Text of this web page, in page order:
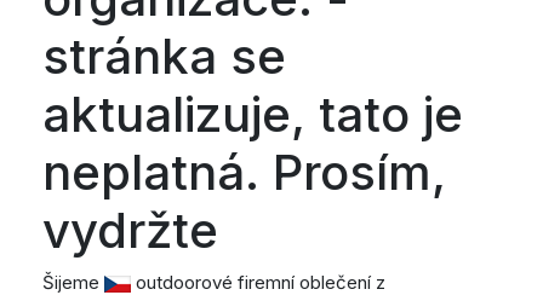
stránka se
aktualizuje, tato je
neplatná. Prosím,
vydržte
Šijeme
outdoorové firemní oblečení z